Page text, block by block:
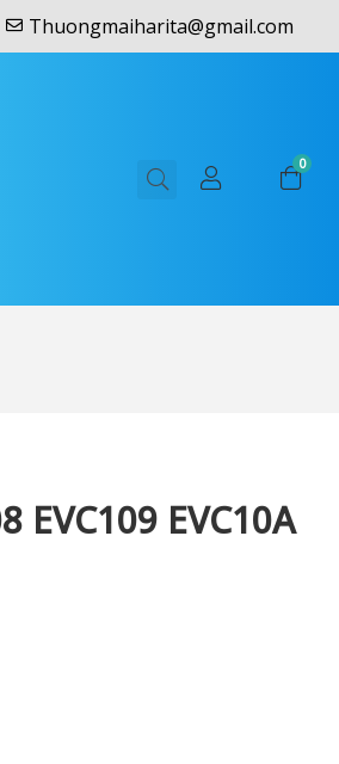
Thuongmaiharita@gmail.com
0
EVC109 EVC10A